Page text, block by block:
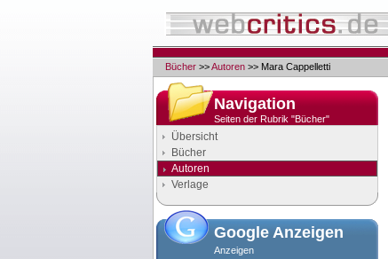
Bücher >>Autoren >> Mara Cappelletti
Navigation
Seiten der Rubrik "Bücher"
Übersicht
Bücher
Autoren
Verlage
Google Anzeigen
Anzeigen